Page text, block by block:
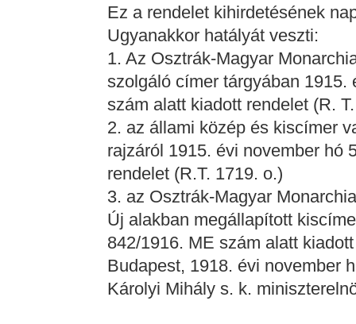
Ez a rendelet kihirdetésének
Ugyanakkor hatályát veszti:
1. Az Osztrák-Magyar
szolgáló címer tárgyában 1915.
szám alatt kiadott rendelet (R.
2. az állami közép és kiscímer
rajzáról 1915. évi november hó
rendelet (R.T. 1719. o.)
3. az Osztrák-Magyar
Új alakban megállapított
842/1916. ME szám alatt
Budapest, 1918. évi november
Károlyi Mihály s. k.